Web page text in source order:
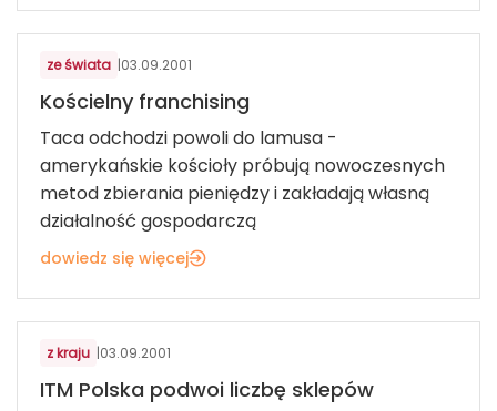
ze świata |03.09.2001
Kościelny franchising
Taca odchodzi powoli do lamusa -
amerykańskie kościoły próbują nowoczesnych
metod zbierania pieniędzy i zakładają własną
działalność gospodarczą
dowiedz się więcej
z kraju |03.09.2001
ITM Polska podwoi liczbę sklepów